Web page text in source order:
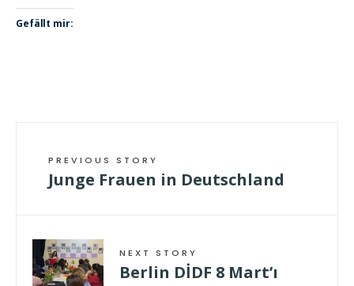
Gefällt mir:
PREVIOUS STORY
Junge Frauen in Deutschland
NEXT STORY
Berlin DİDF 8 Mart’ı